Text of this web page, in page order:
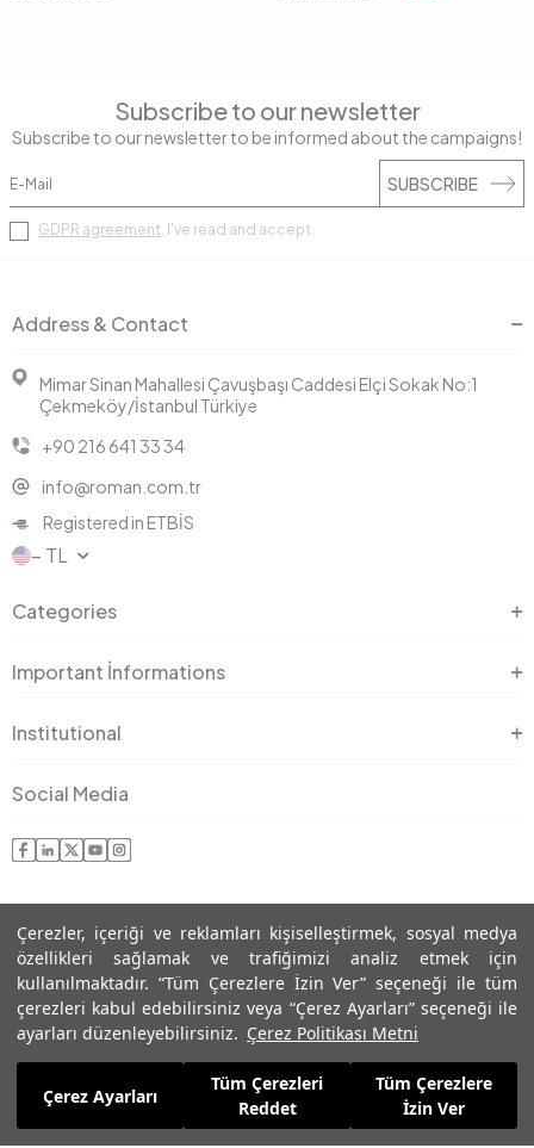
Çerezler, içeriği ve reklamları kişiselleştirmek, sosyal medya
özellikleri sağlamak ve trafiğimizi analiz etmek için
kullanılmaktadır. “Tüm Çerezlere İzin Ver” seçeneği ile tüm
çerezleri kabul edebilirsiniz veya “Çerez Ayarları” seçeneği ile
ayarları düzenleyebilirsiniz. Çerez Politikası Metni
Çerez Ayarları
Tüm Çerezleri
Reddet
Tüm Çerezlere
İzin Ver
Subscribe to our newsletter
Subscribe to our newsletter to be informed about the campaigns!
SUBSCRIBE
GDPR agreement, I've read and accept.
Address & Contact
Mimar Sinan Mahallesi Çavuşbaşı Caddesi Elçi Sokak No:1
Çekmeköy/İstanbul Türkiye
+90 216 641 33 34
info@roman.com.tr
Registered in ETBİS
− TL
Categories
Important İnformations
Institutional
Social Media
© Copyright 2023 ROMAN - All Rights Reserved